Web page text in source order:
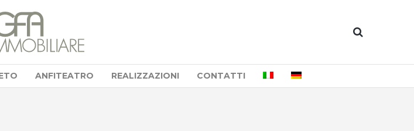
ANFITEATRO REALIZZAZIONI CONTATTI